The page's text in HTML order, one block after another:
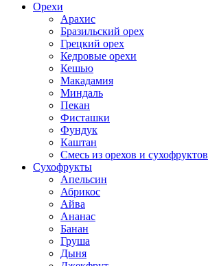
Орехи
Арахис
Бразильский орех
Грецкий орех
Кедровые орехи
Кешью
Макадамия
Миндаль
Пекан
Фисташки
Фундук
Каштан
Смесь из орехов и сухофруктов
Сухофрукты
Апельсин
Абрикос
Айва
Ананас
Банан
Груша
Дыня